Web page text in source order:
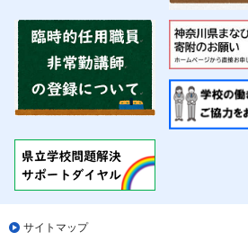
サイトマップ